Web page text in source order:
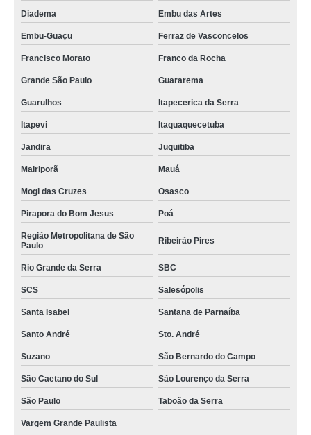
Diadema Embu das Artes
Embu-Guaçu Ferraz de Vasconcelos
Francisco Morato Franco da Rocha
Grande São Paulo Guararema
Guarulhos Itapecerica da Serra
Itapevi Itaquaquecetuba
Jandira Juquitiba
Mairiporã Mauá
Mogi das Cruzes Osasco
Pirapora do Bom Jesus Poá
Região Metropolitana de São
Paulo
Ribeirão Pires
Rio Grande da Serra SBC
SCS Salesópolis
Santa Isabel Santana de Parnaíba
Santo André Sto. André
Suzano São Bernardo do Campo
São Caetano do Sul São Lourenço da Serra
São Paulo Taboão da Serra
Vargem Grande Paulista